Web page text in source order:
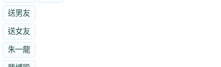
送男友
送女友
朱一龍